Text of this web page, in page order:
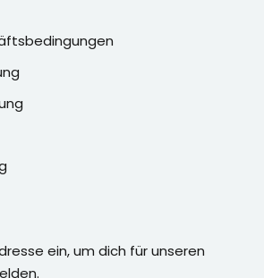
ein, um dich für unseren